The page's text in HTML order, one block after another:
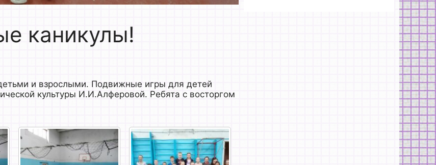
каникулы!
и взрослыми. Подвижные игры для детей
культуры И.И.Алферовой. Ребята с восторгом